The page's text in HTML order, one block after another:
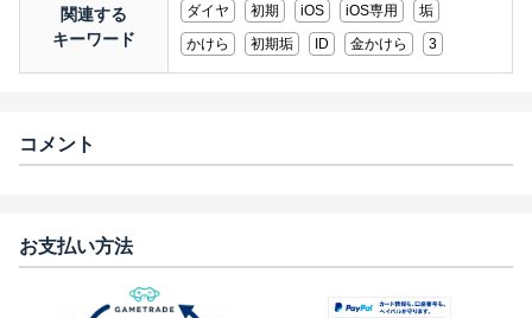
関連する
キーワード
ダイヤ 初期 iOS iOS専用
垢
かけら
初期垢 ID 金かけら 3
コメント
お支払い方法